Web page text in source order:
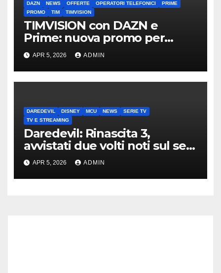
DAZN NEWS OFFERTE OPERATORI TELEFONICI
PRIME
PROMO
TIM TIMVISION
TIMVISION con DAZN e
Prime: nuova promo per
clienti TIM
APR 5, 2026 ADMIN
DAREDEVIL DISNEY MCU NEWS
SERIE TV
TV E STREAMING
Daredevil: Rinascita 3,
avvistati due volti noti sul set
di New York
APR 5, 2026 ADMIN